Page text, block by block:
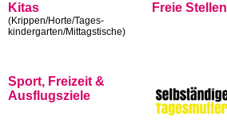
Kitas
(Krippen/Horte/Tages-
kindergarten/Mittagstische)
Freie Stellen
Sport, Freizeit &
Ausflugsziele